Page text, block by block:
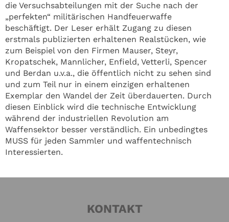
die Versuchsabteilungen mit der Suche nach der
„perfekten“ militärischen Handfeuerwaffe
beschäftigt. Der Leser erhält Zugang zu diesen
erstmals publizierten erhaltenen Realstücken, wie
zum Beispiel von den Firmen Mauser, Steyr,
Kropatschek, Mannlicher, Enfield, Vetterli, Spencer
und Berdan u.v.a., die öffentlich nicht zu sehen sind
und zum Teil nur in einem einzigen erhaltenen
Exemplar den Wandel der Zeit überdauerten. Durch
diesen Einblick wird die technische Entwicklung
während der industriellen Revolution am
Waffensektor besser verständlich. Ein unbedingtes
MUSS für jeden Sammler und waffentechnisch
Interessierten.
KONTAKT